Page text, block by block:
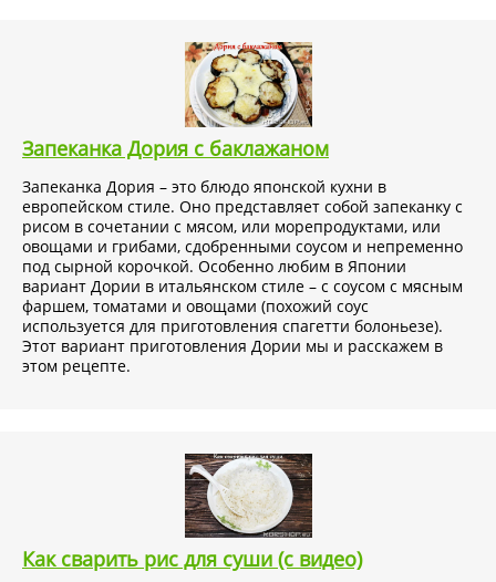
Запеканка Дория с баклажаном
Запеканка Дория – это блюдо японской кухни в
европейском стиле. Оно представляет собой запеканку с
рисом в сочетании с мясом, или морепродуктами, или
овощами и грибами, сдобренными соусом и непременно
под сырной корочкой. Особенно любим в Японии
вариант Дории в итальянском стиле – с соусом с мясным
фаршем, томатами и овощами (похожий соус
используется для приготовления спагетти болоньезе).
Этот вариант приготовления Дории мы и расскажем в
этом рецепте.
Как сварить рис для суши (с видео)